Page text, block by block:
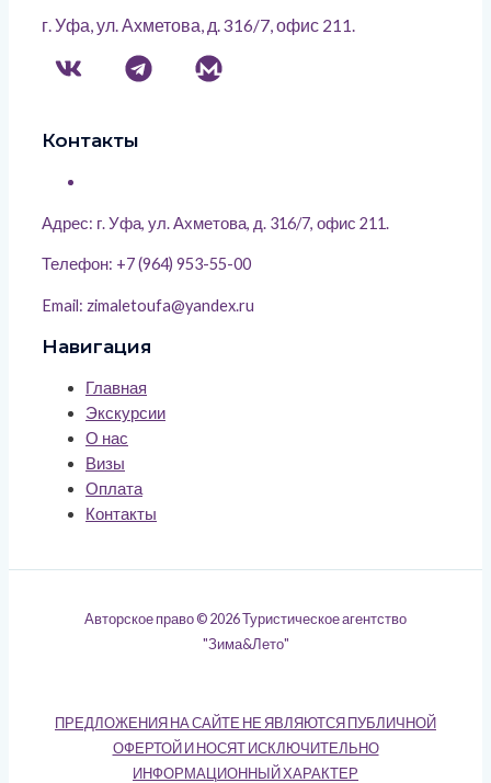
г. Уфа, ул. Ахметова, д. 316/7, офис 211.
Контакты
Адрес: г. Уфа, ул. Ахметова, д. 316/7, офис 211.
Телефон: +7 (964) 953-55-00
Email: zimaletoufa@yandex.ru
Навигация
Главная
Экскурсии
О нас
Визы
Оплата
Контакты
Авторское право © 2026 Туристическое агентство
"Зима&Лето"
ПРЕДЛОЖЕНИЯ НА САЙТЕ НЕ ЯВЛЯЮТСЯ ПУБЛИЧНОЙ
ОФЕРТОЙ И НОСЯТ ИСКЛЮЧИТЕЛЬНО
ИНФОРМАЦИОННЫЙ ХАРАКТЕР